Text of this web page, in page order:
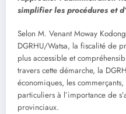
simplifier les procédures et
Selon M. Venant Moway
DGRHU/Watsa, la fiscalité de
plus accessible et
travers cette démarche, la
économiques, les
particuliers à l’importance de
provinciaux.